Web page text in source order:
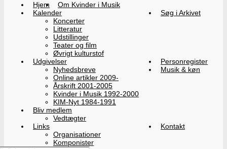
Hjem
Om Kvinder i Musik
Kalender
Koncerter
Litteratur
Udstillinger
Teater og film
Øvrigt kulturstof
Søg i Arkivet
Udgivelser
Nyhedsbreve
Online artikler 2009-
Årskrift 2001-2005
Kvinder i Musik 1992-2000
KIM-Nyt 1984-1991
Personregister
Musik & køn
Bliv medlem
Vedtægter
Links
Organisationer
Komponister
Kontakt